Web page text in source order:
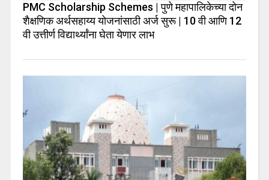
PMC Scholarship Schemes | पुणे महापालिकेच्या दोन
शैक्षणिक अर्थसहाय्य योजनांसाठी अर्ज सुरू | 10 वी आणि 12
वी उत्तीर्ण विद्यार्थ्यांना घेता येणार लाभ